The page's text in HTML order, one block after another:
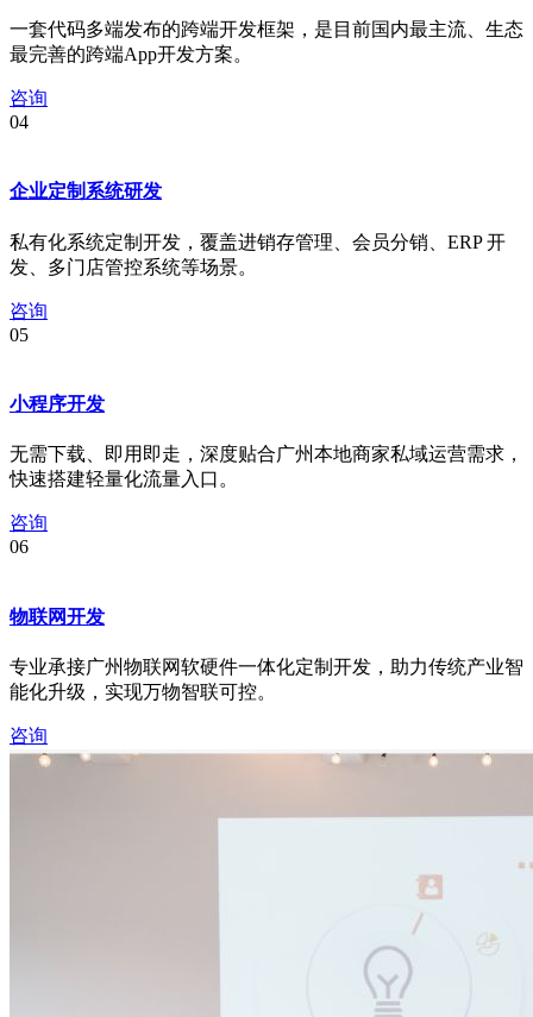
一套代码多端发布的跨端开发框架，是目前国内最主流、生态
最完善的跨端App开发方案。
咨询
04
企业定制系统研发
私有化系统定制开发，覆盖进销存管理、会员分销、ERP 开
发、多门店管控系统等场景。
咨询
05
小程序开发
无需下载、即用即走，深度贴合广州本地商家私域运营需求，
快速搭建轻量化流量入口。
咨询
06
物联网开发
专业承接广州物联网软硬件一体化定制开发，助力传统产业智
能化升级，实现万物智联可控。
咨询